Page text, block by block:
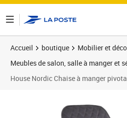
Accueil boutique
Mobilier et
Meubles de salon, salle à manger et
House Nordic Chaise à manger